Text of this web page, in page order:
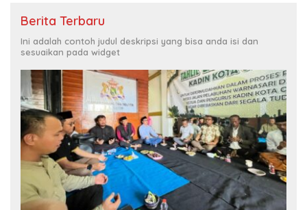
Berita Terbaru
Ini adalah contoh judul deskripsi yang bisa anda isi dan
sesuaikan pada widget